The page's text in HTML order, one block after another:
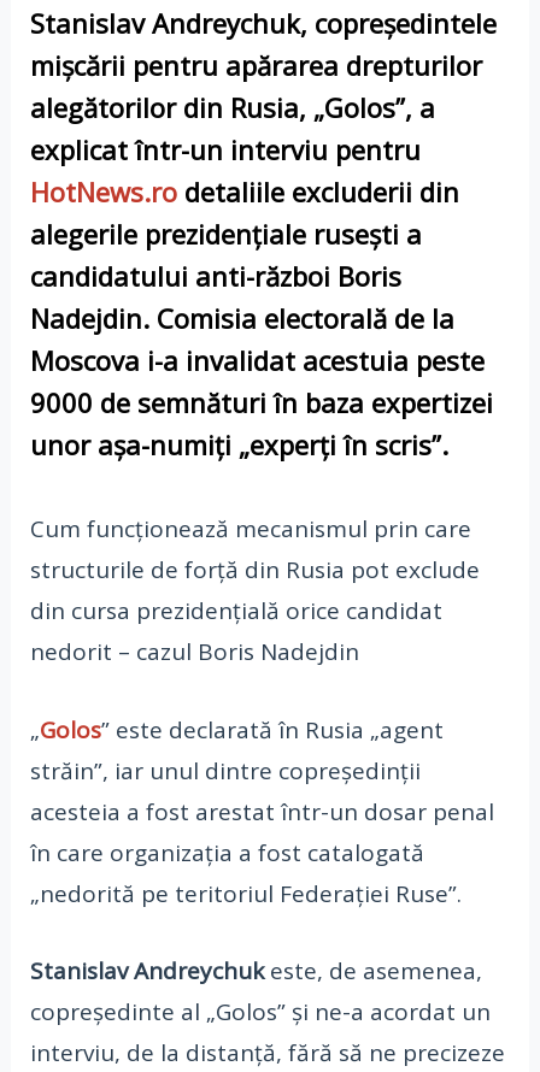
Stanislav Andreychuk, copreședintele
mișcării pentru apărarea drepturilor
alegătorilor din Rusia, „Golos”, a
explicat într-un interviu pentru
HotNews.rodetaliile excluderii din
alegerile prezidențiale rusești a
candidatului anti-război Boris
Nadejdin. Comisia electorală de la
Moscova i-a invalidat acestuia peste
9000 de semnături în baza expertizei
unor așa-numiți „experți în scris”.
Cum funcționează mecanismul prin care
structurile de forță din Rusia pot exclude
din cursa prezidențială orice candidat
nedorit – cazul Boris Nadejdin
„Golos” este declarată în Rusia „agent
străin”, iar unul dintre copreședinții
acesteia a fost arestat într-un dosar penal
în care organizația a fost catalogată
„nedorită pe teritoriul Federației Ruse”.
Stanislav Andreychukeste, de asemenea,
copreședinte al „Golos” și ne-a acordat un
interviu, de la distanță, fără să ne precizeze